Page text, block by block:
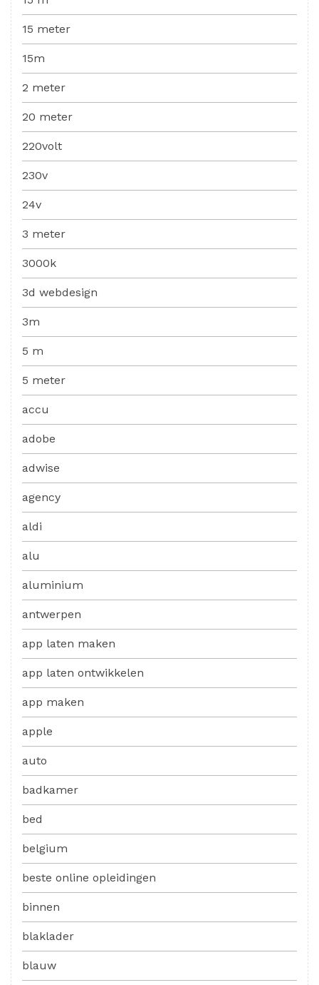
15 meter
15m
2 meter
20 meter
220volt
230v
24v
3 meter
3000k
3d webdesign
3m
5 m
5 meter
accu
adobe
adwise
agency
aldi
alu
aluminium
antwerpen
app laten maken
app laten ontwikkelen
app maken
apple
auto
badkamer
bed
belgium
beste online opleidingen
binnen
blaklader
blauw